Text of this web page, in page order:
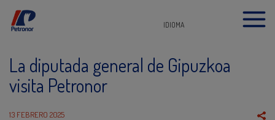
IDIOMA
La diputada general de Gipuzkoa
visita Petronor
13 FEBRERO 2025